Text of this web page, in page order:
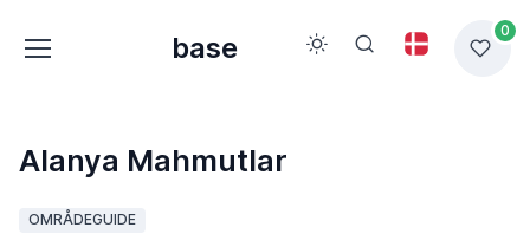
base
0
Alanya Mahmutlar
OMRÅDEGUIDE